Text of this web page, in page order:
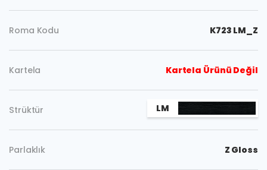
Roma Kodu K723 LM_Z
Kartela Kartela Ürünü Değil
Strüktür LM
Parlaklık Z Gloss